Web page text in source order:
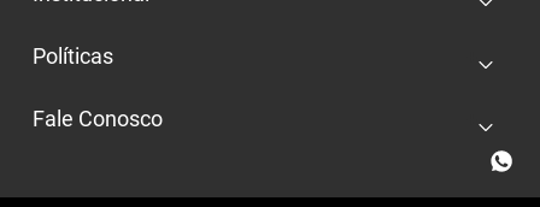
Trabalhe conosco
Políticas
Fale Conosco
Contato